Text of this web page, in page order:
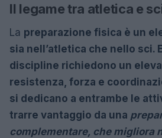
Il legame tra atletica e
La preparazione fisica è un
sia nell’atletica che nello sci.
discipline richiedono un
resistenza, forza e
si dedicano a entrambe le
trarre vantaggio da una
complementare, che migliora